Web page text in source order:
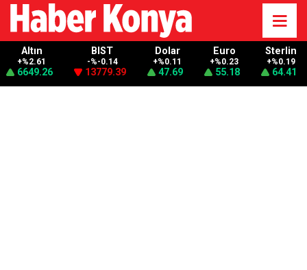
Altın
+%2.61
6649.26
BIST
-%-0.14
13779.39
Dolar
+%0.11
47.69
Euro
+%0.23
55.18
Sterlin
+%0.19
64.41